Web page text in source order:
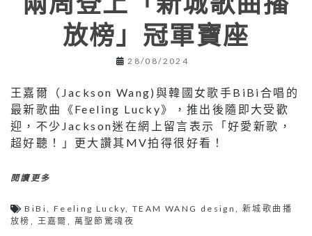
放榜」冠軍寶座
28/08/2024
王嘉爾（Jackson Wang)與韓國女歌手BiBi合唱的
最新歌曲《Feeling Lucky》，推出後隨即大受歡
迎，不少Jackson迷在網上留言表示「好愛新歌，
超好聽！」更大讚其MV拍得很好看！
閱讀更多
BiBi, Feeling Lucky, TEAM WANG design,新城歌曲播
放榜 , 王嘉爾 , 萬聖節驚魂夜